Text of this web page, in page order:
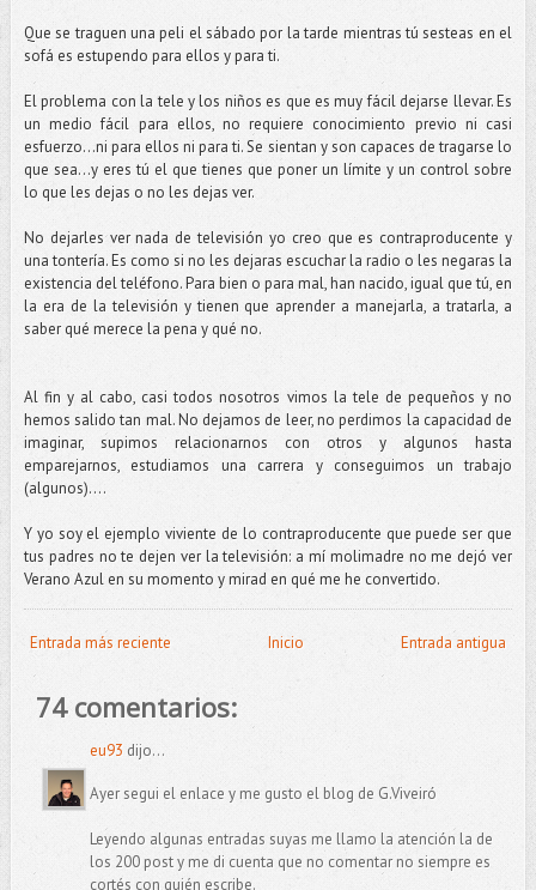
Que se traguen una peli el sábado por la tarde mientras tú sesteas en el
sofá es estupendo para ellos y para ti.
El problema con la tele y los niños es que es muy fácil dejarse llevar. Es
un medio fácil para ellos, no requiere conocimiento previo ni casi
esfuerzo...ni para ellos ni para ti. Se sientan y son capaces de tragarse lo
que sea…y eres tú el que tienes que poner un límite y un control sobre
lo que les dejas o no les dejas ver.
No dejarles ver nada de televisión yo creo que es contraproducente y
una tontería. Es como si no les dejaras escuchar la radio o les negaras la
existencia del teléfono. Para bien o para mal, han nacido, igual que tú, en
la era de la televisión y tienen que aprender a manejarla, a tratarla, a
saber qué merece la pena y qué no.
Al fin y al cabo, casi todos nosotros vimos la tele de pequeños y no
hemos salido tan mal. No dejamos de leer, no perdimos la capacidad de
imaginar, supimos relacionarnos con otros y algunos hasta
emparejarnos, estudiamos una carrera y conseguimos un trabajo
(algunos)....
Y yo soy el ejemplo viviente de lo contraproducente que puede ser que
tus padres no te dejen ver la televisión: a mí molimadre no me dejó ver
Verano Azul en su momento y mirad en qué me he convertido.
Entrada más reciente Entrada antigua
Inicio
74 comentarios:
eu93 dijo...
Ayer segui el enlace y me gusto el blog de G.Viveiró
Leyendo algunas entradas suyas me llamo la atención la de
los 200 post y me di cuenta que no comentar no siempre es
cortés con quién escribe.